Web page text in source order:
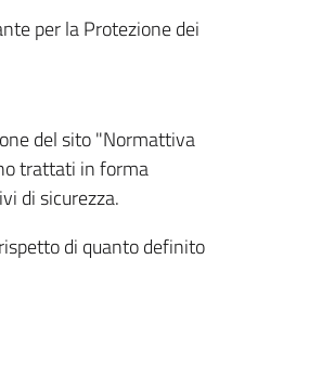
per la Protezione dei
del sito "Normattiva
trattati in forma
di sicurezza.
di quanto definito